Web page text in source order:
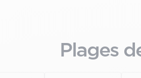
Plages